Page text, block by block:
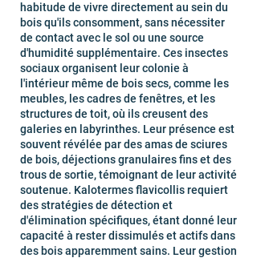
habitude de vivre directement au sein du
bois qu'ils consomment, sans nécessiter
de contact avec le sol ou une source
d'humidité supplémentaire. Ces insectes
sociaux organisent leur colonie à
l'intérieur même de bois secs, comme les
meubles, les cadres de fenêtres, et les
structures de toit, où ils creusent des
galeries en labyrinthes. Leur présence est
souvent révélée par des amas de sciures
de bois, déjections granulaires fins et des
trous de sortie, témoignant de leur activité
soutenue. Kalotermes flavicollis requiert
des stratégies de détection et
d'élimination spécifiques, étant donné leur
capacité à rester dissimulés et actifs dans
des bois apparemment sains. Leur gestion